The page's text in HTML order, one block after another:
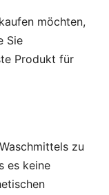
möchten,
Sie
Produkt für
zu
es keine